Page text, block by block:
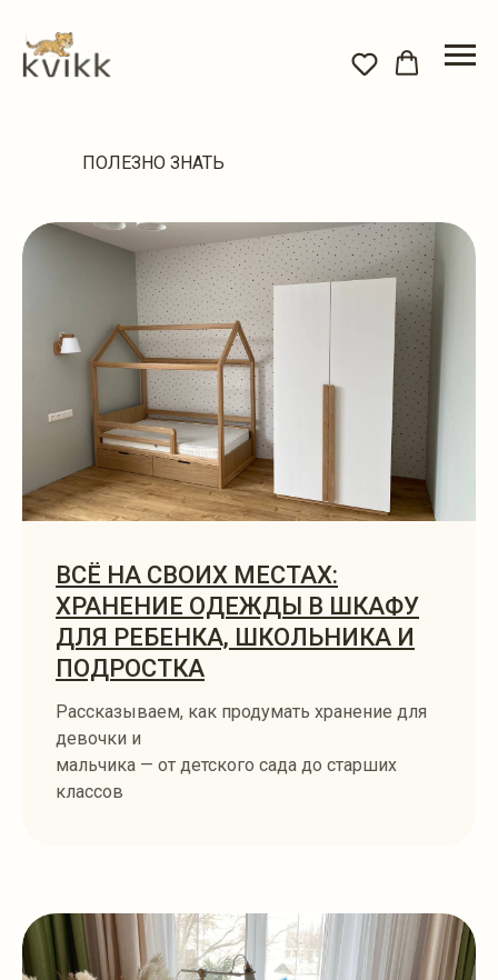
ПОЛЕЗНО ЗНАТЬ
ВСЁ НА СВОИХ МЕСТАХ:
ХРАНЕНИЕ ОДЕЖДЫ В ШКАФУ
ДЛЯ РЕБЕНКА, ШКОЛЬНИКА И
ПОДРОСТКА
Рассказываем, как продумать хранение для
девочки и
мальчика — от детского сада до старших
классов